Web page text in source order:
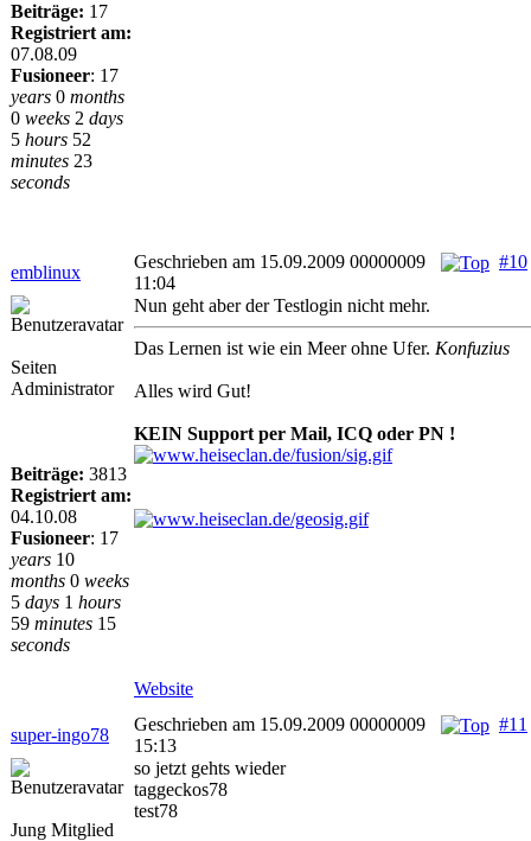
Beiträge: 17
Registriert am:
07.08.09
Fusioneer: 17
years 0 months
0 weeks 2 days
5 hours 52
minutes 23
seconds
emblinux
#10
Geschrieben am 15.09.2009 00000009
11:04
Seiten
Administrator
Beiträge: 3813
Registriert am:
04.10.08
Fusioneer: 17
years 10
months 0 weeks
5 days 1 hours
59 minutes 15
seconds
Nun geht aber der Testlogin nicht mehr.
Das Lernen ist wie ein Meer ohne Ufer. Konfuzius
Alles wird Gut!
KEIN Support per Mail, ICQ oder PN !
Website
super-ingo78
#11
Geschrieben am 15.09.2009 00000009
15:13
Jung Mitglied
so jetzt gehts wieder
taggeckos78
test78